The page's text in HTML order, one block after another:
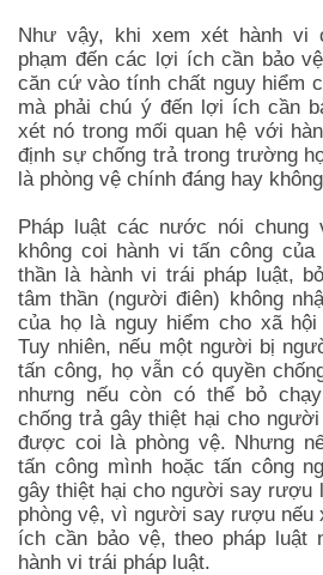
Như vậy, khi xem xét hành vi
phạm đến các lợi ích cần bảo
căn cứ vào tính chất nguy hiểm
mà phải chú ý đến lợi ích cần
xét nó trong mối quan hệ với
định sự chống trả trong trường
là phòng vệ chính đáng hay
Pháp luật các nước nói
không coi hành vi tấn công
thần là hành vi trái pháp luật,
tâm thần (người điên) không
của họ là nguy hiểm cho xã
Tuy nhiên, nếu một người bị
tấn công, họ vẫn có quyền
nhưng nếu còn có thể bỏ
chống trả gây thiệt hại cho
được coi là phòng vệ. Nhưng
tấn công mình hoặc tấn công
gây thiệt hại cho người say rượu
phòng vệ, vì người say rượu nếu
ích cần bảo vệ, theo pháp
hành vi trái pháp luật.